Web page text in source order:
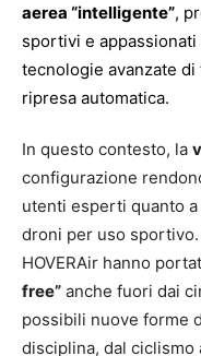
aerea “intelligente”,
sportivi e
tecnologie avanzate
ripresa automatica.
In questo contesto, la
configurazione
utenti esperti quanto
droni per uso
HOVERAir hanno
free” anche fuori dai
possibili nuove forme
disciplina, dal ciclismo